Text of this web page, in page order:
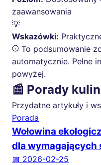
zaawansowania
💡
Wskazówki:
To podsumowanie
automatycznie. Pełne
powyżej.
📰 Porady
Przydatne artykuły i
Porada
Wołowina
dla wymagających
📅 2026-02-25